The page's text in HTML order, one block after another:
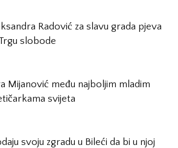
Radović za slavu grada pjeva
slobode
Mijanović među najboljim mladim
svijeta
svoju zgradu u Bileći da bi u njoj